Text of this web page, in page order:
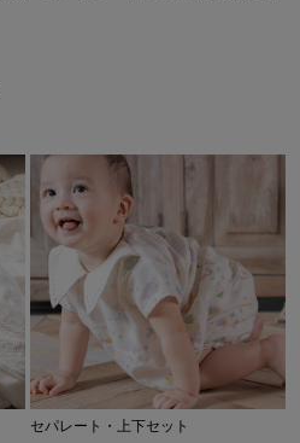
セパレート・上下セット